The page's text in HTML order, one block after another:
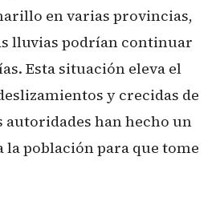
en varias provincias,
lluvias podrían continuar
Esta situación eleva el
y crecidas de
autoridades han hecho un
la población para que tome